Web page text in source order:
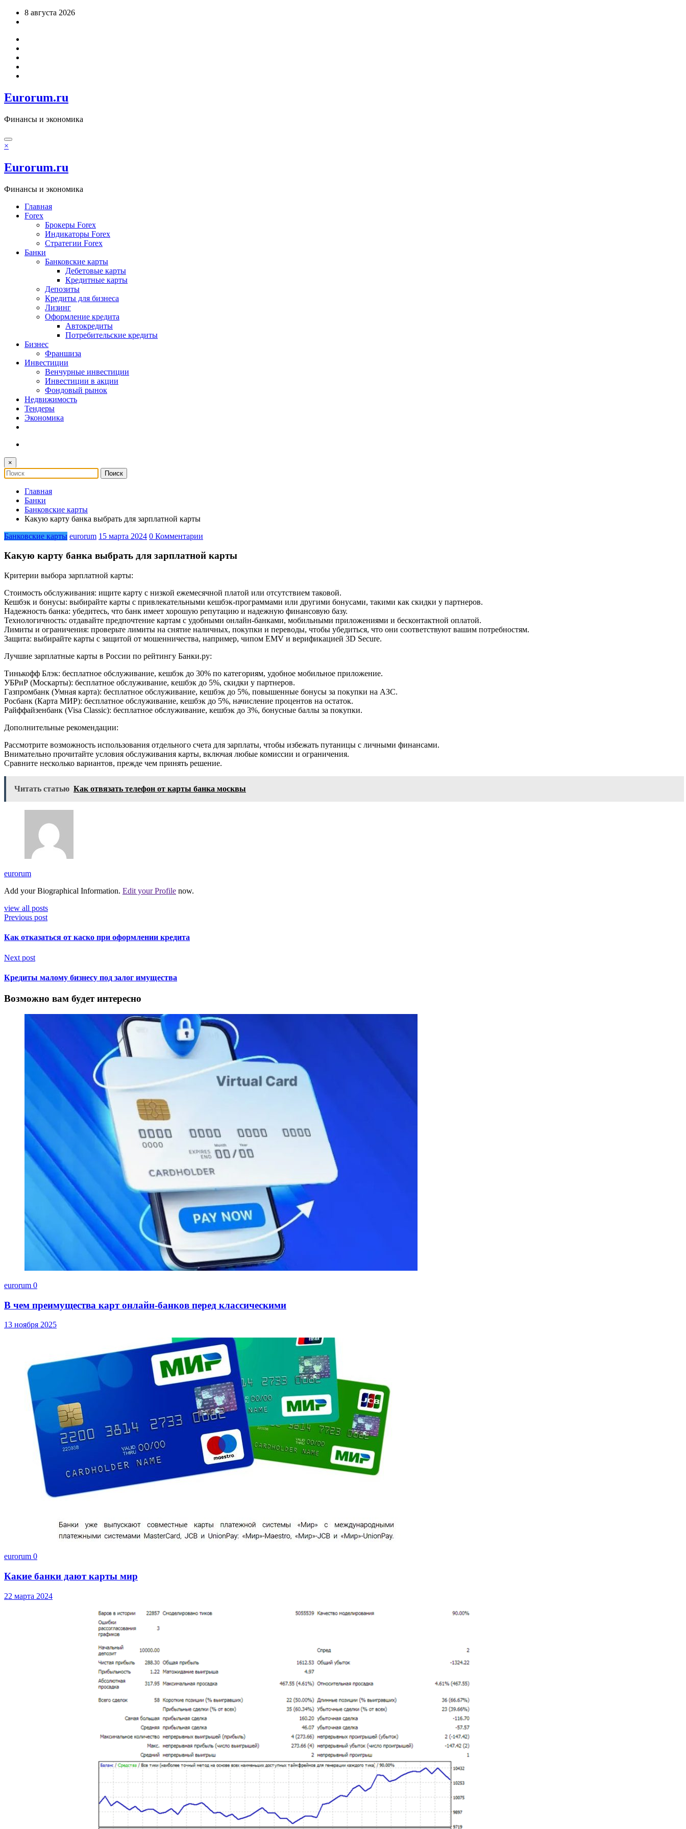
Перейти8 августа 2026
Eurorum.ru
Финансы и экономика
×
Eurorum.ru
Финансы и экономика
Главная
Forex
Брокеры Forex
Индикаторы Forex
Стратегии Forex
Банки
Банковские карты
Дебетовые карты
Кредитные карты
Депозиты
Кредиты для бизнеса
Лизинг
Оформление кредита
Автокредиты
Потребительские кредиты
Бизнес
Франшиза
Инвестиции
Венчурные инвестиции
Инвестиции в акции
Фондовый рынок
Недвижимость
Тендеры
Экономика
×
Главная
Банки
Банковские карты
Какую карту банка выбрать для зарплатной карты
Банковские карты eurorum 15 марта 2024 0 Комментарии
Какую карту банка выбрать для зарплатной карты
Критерии выбора зарплатной карты:
Стоимость обслуживания: ищите карту с низкой ежемесячной платой или отсутствием таковой.
Кешбэк и бонусы: выбирайте карты с привлекательными кешбэк-программами или другими бонусами, такими как скидки у партнеров.
Надежность банка: убедитесь, что банк имеет хорошую репутацию и надежную финансовую базу.
Технологичность: отдавайте предпочтение картам с удобными онлайн-банками, мобильными приложениями и бесконтактной оплатой.
Лимиты и ограничения: проверьте лимиты на снятие наличных, покупки и переводы, чтобы убедиться, что они соответствуют вашим потребностям.
Защита: выбирайте карты с защитой от мошенничества, например, чипом EMV и верификацией 3D Secure.
Лучшие зарплатные карты в России по рейтингу Банки.ру:
Тинькофф Блэк: бесплатное обслуживание, кешбэк до 30% по категориям, удобное мобильное приложение.
УБРиР (Москарты): бесплатное обслуживание, кешбэк до 5%, скидки у партнеров.
Газпромбанк (Умная карта): бесплатное обслуживание, кешбэк до 5%, повышенные бонусы за покупки на АЗС.
Росбанк (Карта МИР): бесплатное обслуживание, кешбэк до 5%, начисление процентов на остаток.
Райффайзенбанк (Visa Classic): бесплатное обслуживание, кешбэк до 3%, бонусные баллы за покупки.
Дополнительные рекомендации:
Рассмотрите возможность использования отдельного счета для зарплаты, чтобы избежать путаницы с личными финансами.
Внимательно прочитайте условия обслуживания карты, включая любые комиссии и ограничения.
Сравните несколько вариантов, прежде чем принять решение.
Читать статью Как отвязать телефон от карты банка москвы
eurorum
Add your Biographical Information. Edit your Profile now.
view all posts
Previous post
Как отказаться от каско при оформлении кредита
Next post
Кредиты малому бизнесу под залог имущества
Возможно вам будет интересно
eurorum 0
В чем преимущества карт онлайн-банков перед классическими
13 ноября 2025
eurorum 0
Какие банки дают карты мир
22 марта 2024